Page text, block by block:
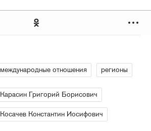
международные отношения регионы
Карасин Григорий Борисович
Косачев Константин Иосифович